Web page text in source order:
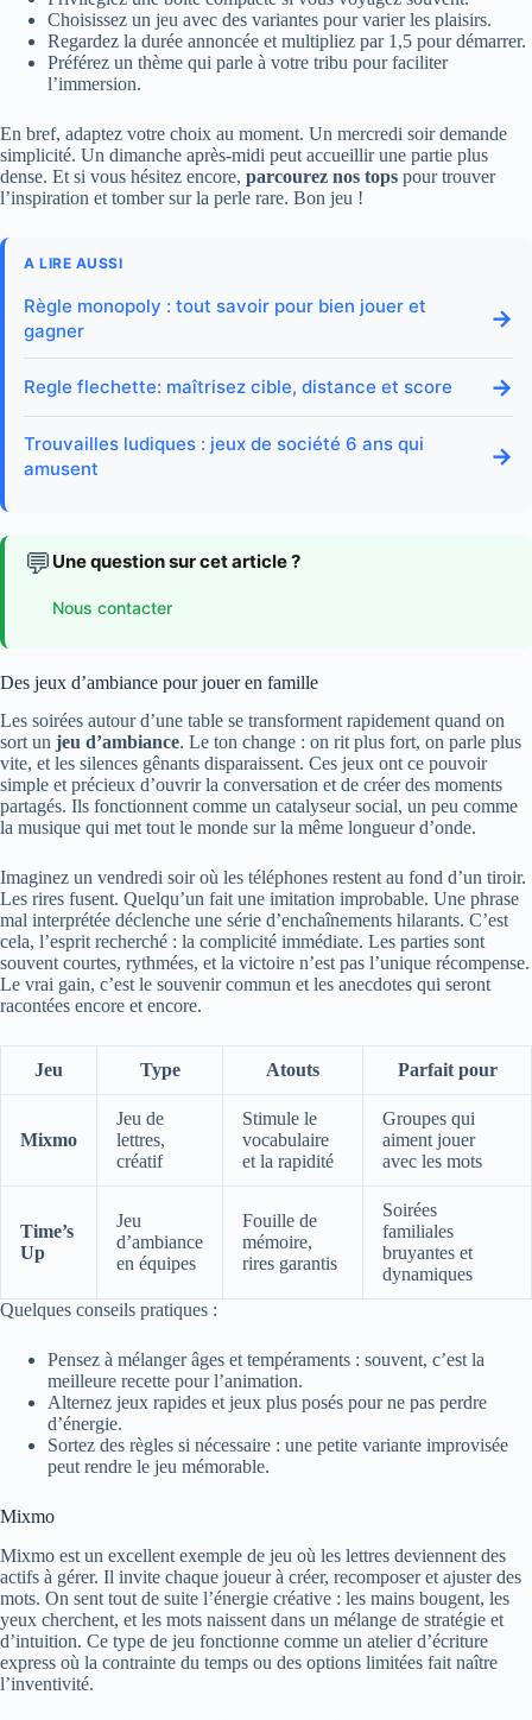
Choisissez un jeu avec des variantes pour varier les plaisirs.
Regardez la durée annoncée et multipliez par 1,5 pour démarrer.
Préférez un thème qui parle à votre tribu pour faciliter
l’immersion.
En bref, adaptez votre choix au moment. Un mercredi soir demande
simplicité. Un dimanche après-midi peut accueillir une partie plus
dense. Et si vous hésitez encore, parcourez nos tops pour trouver
l’inspiration et tomber sur la perle rare. Bon jeu !
A LIRE AUSSI
Règle monopoly : tout savoir pour bien jouer et
gagner
→
Regle flechette: maîtrisez cible, distance et score →
Trouvailles ludiques : jeux de société 6 ans qui
amusent
→
💬 Une question sur cet article ?
Nous contacter
Des jeux d’ambiance pour jouer en famille
Les soirées autour d’une table se transforment rapidement quand on
sort un jeu d’ambiance. Le ton change : on rit plus fort, on parle plus
vite, et les silences gênants disparaissent. Ces jeux ont ce pouvoir
simple et précieux d’ouvrir la conversation et de créer des moments
partagés. Ils fonctionnent comme un catalyseur social, un peu comme
la musique qui met tout le monde sur la même longueur d’onde.
Imaginez un vendredi soir où les téléphones restent au fond d’un tiroir.
Les rires fusent. Quelqu’un fait une imitation improbable. Une phrase
mal interprétée déclenche une série d’enchaînements hilarants. C’est
cela, l’esprit recherché : la complicité immédiate. Les parties sont
souvent courtes, rythmées, et la victoire n’est pas l’unique récompense.
Le vrai gain, c’est le souvenir commun et les anecdotes qui seront
racontées encore et encore.
Jeu Type Atouts Parfait pour
Mixmo
Jeu de
lettres,
créatif
Stimule le
vocabulaire
et la rapidité
Groupes qui
aiment jouer
avec les mots
Time’s
Up
Jeu
d’ambiance
en équipes
Fouille de
mémoire,
rires garantis
Soirées
familiales
bruyantes et
dynamiques
Quelques conseils pratiques :
Pensez à mélanger âges et tempéraments : souvent, c’est la
meilleure recette pour l’animation.
Alternez jeux rapides et jeux plus posés pour ne pas perdre
d’énergie.
Sortez des règles si nécessaire : une petite variante improvisée
peut rendre le jeu mémorable.
Mixmo
Mixmo est un excellent exemple de jeu où les lettres deviennent des
actifs à gérer. Il invite chaque joueur à créer, recomposer et ajuster des
mots. On sent tout de suite l’énergie créative : les mains bougent, les
yeux cherchent, et les mots naissent dans un mélange de stratégie et
d’intuition. Ce type de jeu fonctionne comme un atelier d’écriture
express où la contrainte du temps ou des options limitées fait naître
l’inventivité.